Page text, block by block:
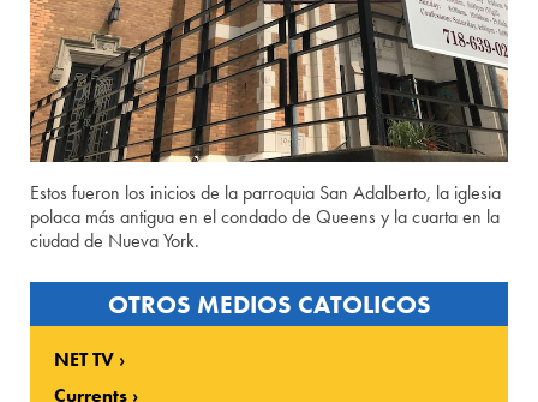
Estos fueron los inicios de la parroquia San Adalberto, la iglesia
polaca más antigua en el condado de Queens y la cuarta en la
ciudad de Nueva York.
OTROS MEDIOS CATOLICOS
NET TV
Currents